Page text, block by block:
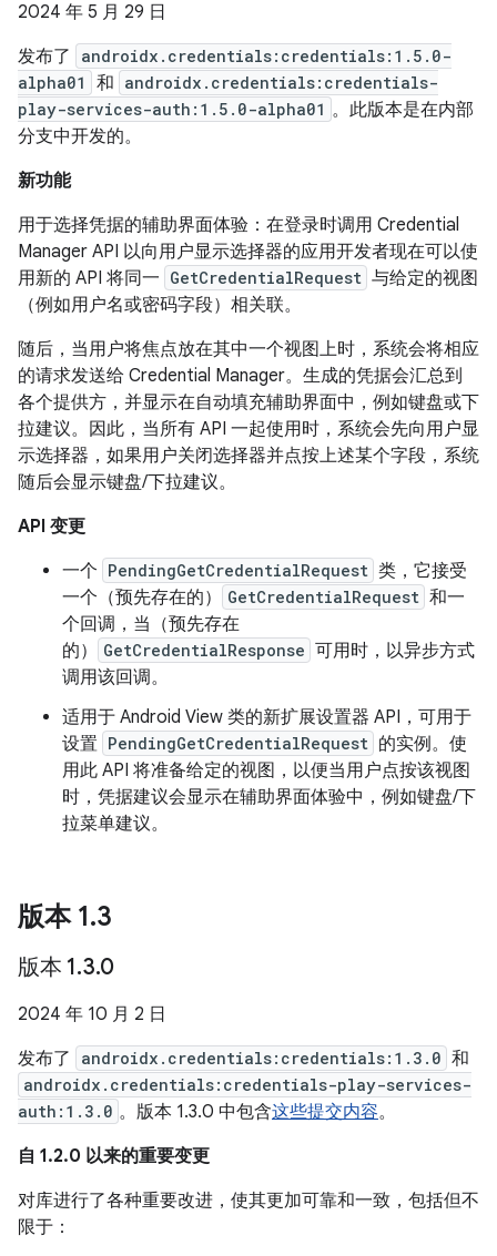
2024 年 5 月 29 日
发布了
androidx.credentials:credentials:1.5.0-
alpha01
和 androidx.credentials:credentials-
play-services-auth:1.5.0-alpha01 。此版本是在内部
分支中开发的。
新功能
用于选择凭据的辅助界面体验：在登录时调用 Credential
Manager API 以向用户显示选择器的应用开发者现在可以使
用新的 API 将同一 GetCredentialRequest 与给定的视图
（例如用户名或密码字段）相关联。
随后，当用户将焦点放在其中一个视图上时，系统会将相应
的请求发送给 Credential Manager。生成的凭据会汇总到
各个提供方，并显示在自动填充辅助界面中，例如键盘或下
拉建议。因此，当所有 API 一起使用时，系统会先向用户显
示选择器，如果用户关闭选择器并点按上述某个字段，系统
随后会显示键盘/下拉建议。
API 变更
一个 PendingGetCredentialRequest 类，它接受
一个（预先存在的）
GetCredentialRequest 和一
个回调，当（预先存在
的）
GetCredentialResponse 可用时，以异步方式
调用该回调。
适用于 Android View 类的新扩展设置器 API，可用于
设置 PendingGetCredentialRequest 的实例。使
用此 API 将准备给定的视图，以便当用户点按该视图
时，凭据建议会显示在辅助界面体验中，例如键盘/下
拉菜单建议。
版本 1.3
版本 1.3.0
2024 年 10 月 2 日
发布了
androidx.credentials:credentials:1.3.0 和
androidx.credentials:credentials-play-services-
auth:1.3.0 。版本 1.3.0 中包含这些提交内容。
自 1.2.0 以来的重要变更
对库进行了各种重要改进，使其更加可靠和一致，包括但不
限于：